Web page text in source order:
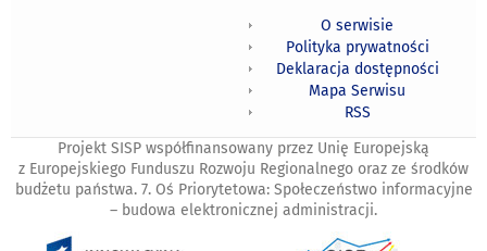
O serwisie
Polityka prywatności
Deklaracja dostępności
Mapa Serwisu
RSS
Projekt SISP współfinansowany przez Unię Europejską
z Europejskiego Funduszu Rozwoju Regionalnego oraz ze środków
budżetu państwa. 7. Oś Priorytetowa: Społeczeństwo informacyjne
– budowa elektronicznej administracji.